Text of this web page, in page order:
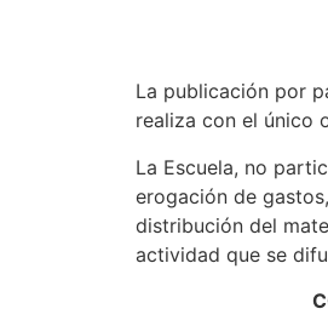
La publicación por
realiza con el único
La Escuela, no
erogación de
distribución del
actividad que se